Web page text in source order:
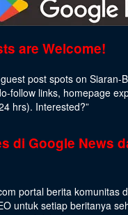
are Welcome!
post spots on Siaran-
follow links, homepage
hrs). Interested?”
di Google News
portal berita komunitas
untuk setiap beritanya